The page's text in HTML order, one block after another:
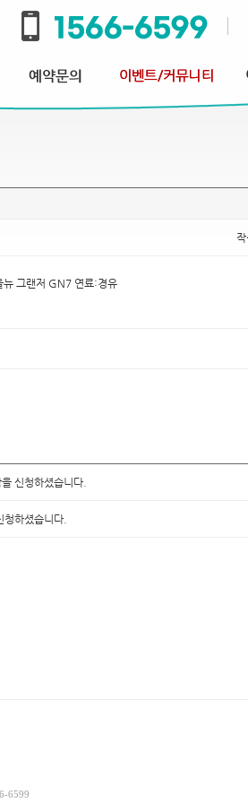
그랜저 GN7 연료:경유
신청하셨습니다.
하셨습니다.
6599